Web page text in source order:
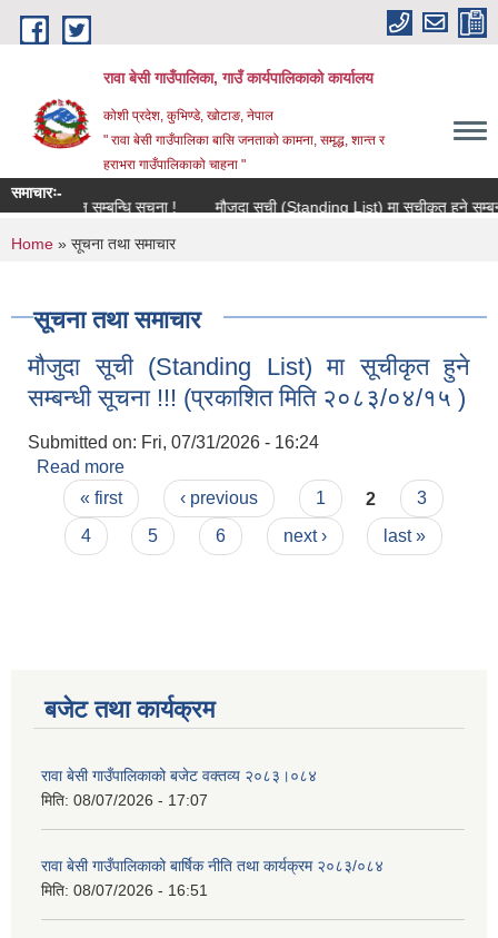
Skip to main content
रावा बेसी गाउँपालिका, गाउँ कार्यपालिकाको कार्यालय
कोशी प्रदेश, कुभिण्डे, खोटाङ, नेपाल
" रावा बेसी गाउँपालिका बासि जनताको कामना, समृद्ध, शान्त र
हराभरा गाउँपालिकाको चाहना "
समाचारः-
आव्हान सम्बन्धि सूचना !
मौजुदा सूची (Standing List) मा सूचीकृत हुने सम्बन्धी
You are here
Home » सूचना तथा समाचार
सूचना तथा समाचार
मौजुदा सूची (Standing List) मा सूचीकृत हुने
सम्बन्धी सूचना !!! (प्रकाशित मिति २०८३/०४/१५ )
Submitted on: Fri, 07/31/2026 - 16:24
Read more
सम्बन्धी सूचना !!! (प्रकाशित मिति २०८३/०४/१५ )
Pages
« first ‹ previous 1 2
3
4
5 6 next › last »
बजेट तथा कार्यक्रम
रावा बेसी गाउँपालिकाको बजेट वक्तव्य २०८३।०८४
मिति: 08/07/2026 - 17:07
रावा बेसी गाउँपालिकाको बार्षिक नीति तथा कार्यक्रम २०८३/०८४
मिति: 08/07/2026 - 16:51